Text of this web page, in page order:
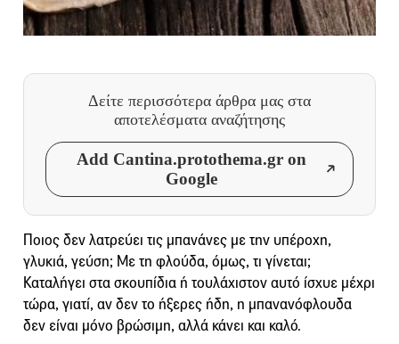
Δείτε περισσότερα άρθρα μας στα
αποτελέσματα αναζήτησης
Add Cantina.protothema.gr on
Google
Ποιος δεν λατρεύει τις μπανάνες με την υπέροχη,
γλυκιά, γεύση; Με τη φλούδα, όμως, τι γίνεται;
Καταλήγει στα σκουπίδια ή τουλάχιστον αυτό ίσχυε μέχρι
τώρα, γιατί, αν δεν το ήξερες ήδη, η μπανανόφλουδα
δεν είναι μόνο βρώσιμη, αλλά κάνει και καλό.